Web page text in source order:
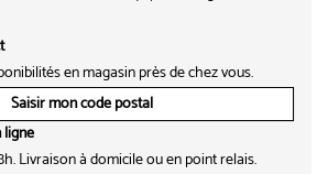
en magasin près de chez vous.
Saisir mon code postal
Livraison à domicile ou en point relais.